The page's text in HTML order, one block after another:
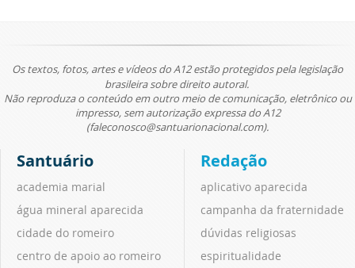
Os textos, fotos, artes e vídeos do A12 estão protegidos pela legislação
brasileira sobre direito autoral.
Não reproduza o conteúdo em outro meio de comunicação, eletrônico ou
impresso, sem autorização expressa do A12
(faleconosco@santuarionacional.com).
Santuário
academia marial
água mineral aparecida
cidade do romeiro
centro de apoio ao romeiro
Redação
aplicativo aparecida
campanha da fraternidade
dúvidas religiosas
espiritualidade